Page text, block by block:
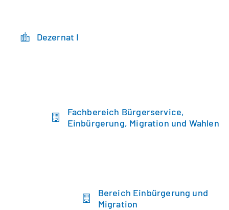
Dezernat I
Fachbereich Bürgerservice,
Einbürgerung, Migration und Wahlen
Bereich Einbürgerung und
Migration